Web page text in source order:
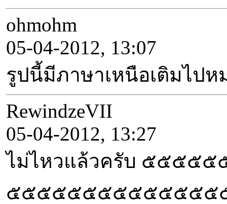
ohmohm
05-04-2012, 13:07
รูปนี้มีภาษาเหนือเติมไป
RewindzeVII
05-04-2012, 13:27
ไม่ไหวแล้วครับ ๕๕๕
๕๕๕๕๕๕๕๕๕๕๕๕๕